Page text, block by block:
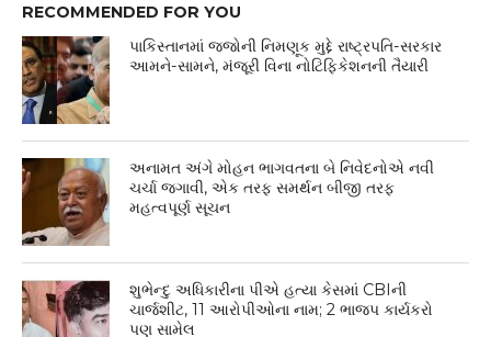
RECOMMENDED FOR YOU
પાકિસ્તાનમાં જજોની નિમણૂક મુદ્દે રાષ્ટ્રપતિ-સરકાર
આમને-સામને, મંજૂરી વિના નોટિફિકેશનની તૈયારી
અનામત અંગે મોહન ભાગવતના બે નિવેદનોએ નવી
ચર્ચા જગાવી, એક તરફ સમર્થન બીજી તરફ
મહત્વપૂર્ણ સૂચન
શુભેન્દુ અધિકારીના પીએ હત્યા કેસમાં CBIની
ચાર્જશીટ, 11 આરોપીઓના નામ; 2 ભાજપ કાર્યકરો
પણ સામેલ